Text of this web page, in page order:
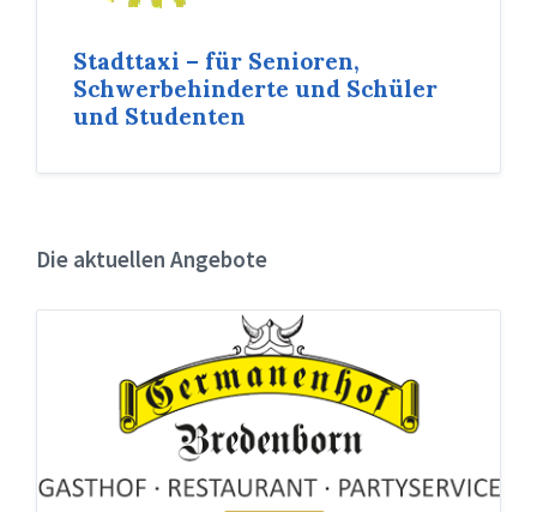
Stadttaxi – für Senioren,
Schwerbehinderte und Schüler
und Studenten
Die aktuellen Angebote